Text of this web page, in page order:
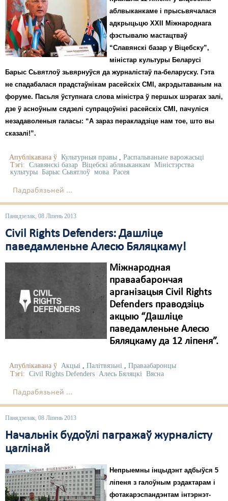
аблвыканкаме і прысьвячалася
адкрыцьцю XXII Міжнароднага
фэстывалю мастацтваў
“Славянскі базар у Віцебску”,
міністар культуры Беларусі
Барыс Сьвятлоў зьвярнуўся да журналістаў па-беларуску. Гэта
не спадабалася прадстаўнікам расейскіх СМІ, акрэдытаваным на
форуме. Пасьля ўступнага слова міністра ў першых шэрагах залі,
дзе ў асноўным сядзелі супрацоўнікі расейскіх СМІ, пачуліся
незадаволеныя галасы: “А зараз перакладзіце нам тое, што вы
сказалі!”.
Апублікавана ў Культурныя правы , Распальваньне варожасьці
Тэгі: Славянскі базар Віцебскі аблвыканкам Міністэрства
культуры Барыс Сьвятлоў мова Расея
Падрабязьней ...
Панядзелак, 08 Ліпень 2013
Сivil Rights Defenders: Дашліце
паведамленьне Алесю Бяляцкаму!
Міжнародная
праваабарончая
арганізацыя Сivil Rights
Defenders праводзіць
акцыю “Дашліце
паведамленьне Алесю
Бяляцкаму да 12 ліпеня”.
Апублікавана ў Акцыі , Палітвязьні , Праваабаронцы
Тэгі: Сivil Rights Defenders Алесь Бяляцкі Вясна
Падрабязьней ...
Панядзелак, 08 Ліпень 2013
Начальнік будоўлі пагражаў журналісту
цаглінай
Непрыемны інцыдэнт адбыўся 5
ліпеня з галоўным рэдактарам і
фотакарэспандэнтам інтэрнэт-